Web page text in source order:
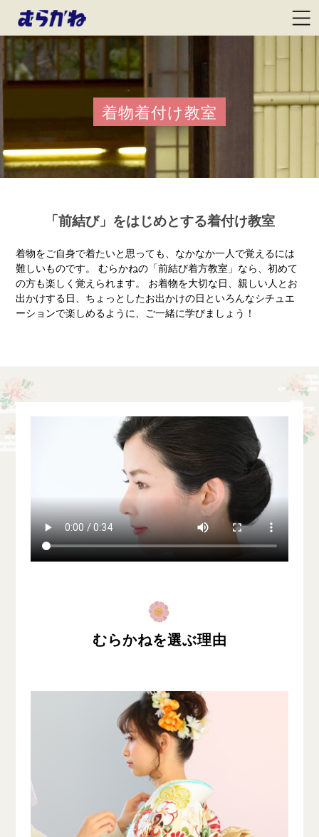
着物着付け教室
「前結び」をはじめとする着付け教室
着物をご自身で着たいと思っても、なかなか一人で覚えるには
難しいものです。
むらかねの「前結び着方教室」なら、初めて
の方も楽しく覚えられます。
お着物を大切な日、親しい人とお
出かけする日、ちょっとしたお出かけの日といろんなシチュエ
ーションで楽しめるように、ご一緒に学びましょう！
むらかねを選ぶ理由